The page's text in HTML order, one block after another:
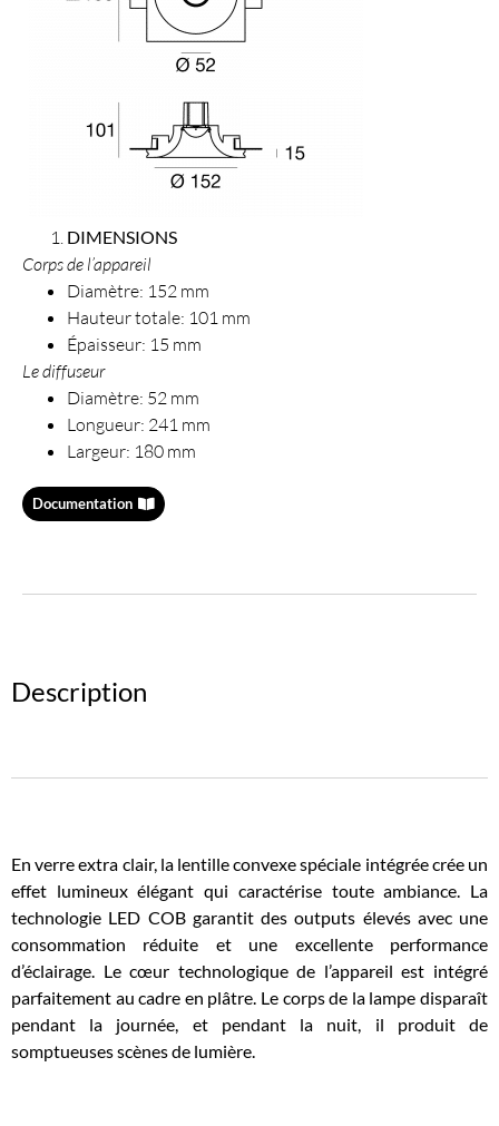
DIMENSIONS
Corps de l’appareil
Diamètre: 152 mm
Hauteur totale: 101 mm
Épaisseur: 15 mm
Le diffuseur
Diamètre: 52 mm
Longueur: 241 mm
Largeur: 180 mm
Documentation
Description
En verre extra clair, la lentille convexe spéciale intégrée crée un
effet lumineux élégant qui caractérise toute ambiance. La
technologie LED COB garantit des outputs élevés avec une
consommation réduite et une excellente performance
d’éclairage. Le cœur technologique de l’appareil est intégré
parfaitement au cadre en plâtre. Le corps de la lampe disparaît
pendant la journée, et pendant la nuit, il produit de
somptueuses scènes de lumière.